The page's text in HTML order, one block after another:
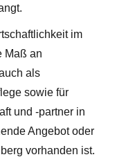
im
Maß an
als
sowie für
und -partner in
Angebot oder
vorhanden ist.